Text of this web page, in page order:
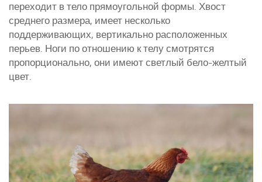
переходит в тело прямоугольной формы. Хвост
среднего размера, имеет несколько
поддерживающих, вертикально расположенных
перьев. Ноги по отношению к телу смотрятся
пропорционально, они имеют светлый бело-желтый
цвет.